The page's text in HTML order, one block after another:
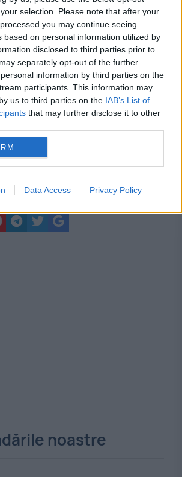
selection. Please note that after your
you may continue seeing
based on personal information utilized by
disclosed to third parties prior to
separately opt-out of the further
information by third parties on the
participants. This information may
us to third parties on the IAB’s List of
that may further disclose it to other
Data Access Privacy Policy
a cererii
primării riscă să rămână
la buget. Oana Gheorghiu:
fie înrolate în platforma
noastre